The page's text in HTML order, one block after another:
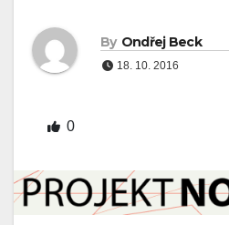
By Ondřej Beck
18. 10. 2016
0